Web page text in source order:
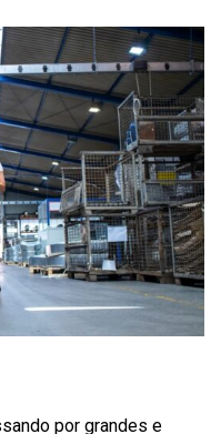
por grandes e